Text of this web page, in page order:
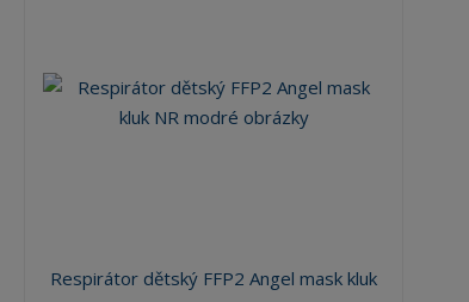
Respirátor dětský FFP2 Angel mask kluk